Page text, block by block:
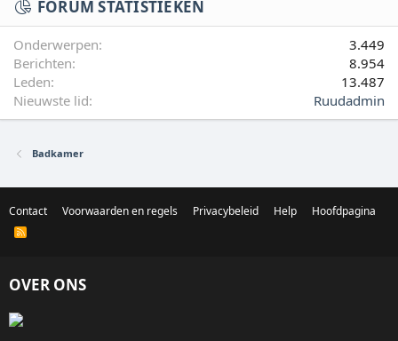
FORUM STATISTIEKEN
Onderwerpen
3.449
Berichten
8.954
Leden
13.487
Nieuwste lid
Ruudadmin
Badkamer
Contact Voorwaarden en regels Privacybeleid Help Hoofdpagina
R
OVER ONS